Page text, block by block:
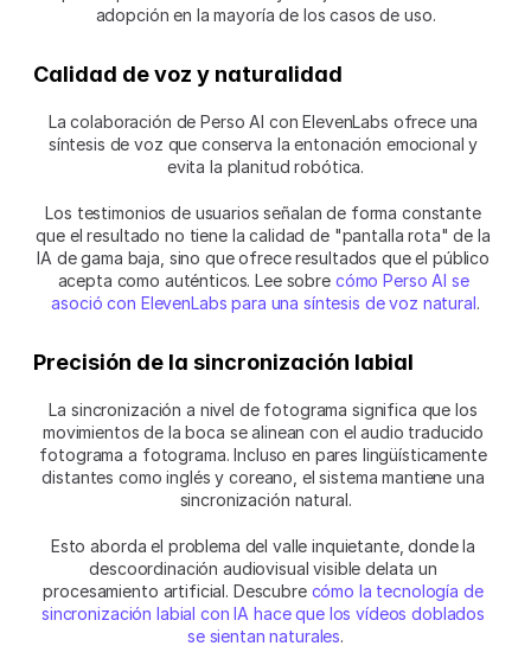
adopción en la mayoría de los casos de uso.
Calidad de voz y naturalidad
La colaboración de Perso AI con ElevenLabs ofrece una
síntesis de voz que conserva la entonación emocional y
evita la planitud robótica.
Los testimonios de usuarios señalan de forma constante
que el resultado no tiene la calidad de "pantalla rota" de la
IA de gama baja, sino que ofrece resultados que el público
acepta como auténticos. Lee sobre cómo Perso AI se
asoció con ElevenLabs para una síntesis de voz natural.
Precisión de la sincronización labial
La sincronización a nivel de fotograma significa que los
movimientos de la boca se alinean con el audio traducido
fotograma a fotograma. Incluso en pares lingüísticamente
distantes como inglés y coreano, el sistema mantiene una
sincronización natural.
Esto aborda el problema del valle inquietante, donde la
descoordinación audiovisual visible delata un
procesamiento artificial. Descubre cómo la tecnología de
sincronización labial con IA hace que los vídeos doblados
se sientan naturales.